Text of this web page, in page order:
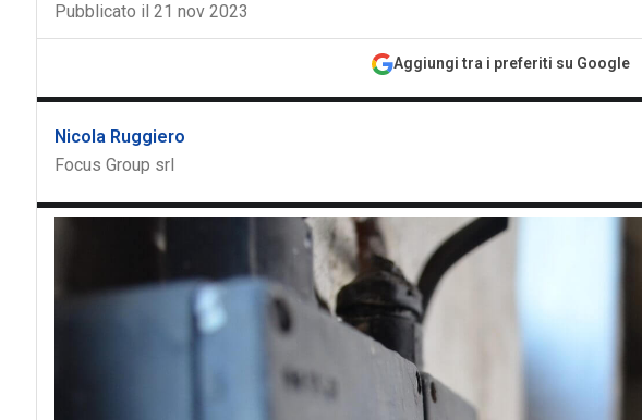
Pubblicato il 21 nov 2023
Aggiungi tra i preferiti su Google
Nicola Ruggiero
Focus Group srl